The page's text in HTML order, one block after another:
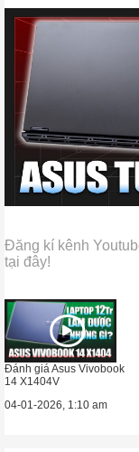
Đăng kí kênh
tại đây!
Đánh giá Asus Vivobook
14 X1404V
04-01-2026, 1:10 am